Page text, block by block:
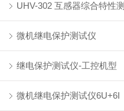
UHV-302 互感器综合特性测
微机继电保护测试仪
继电保护测试仪-工控机型
微机继电保护测试仪6U+6I